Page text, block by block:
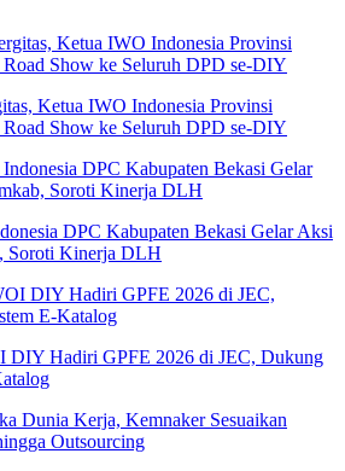
Ketua IWO Indonesia Provinsi
Show ke Seluruh DPD se-DIY
DPC Kabupaten Bekasi Gelar Aksi
Soroti Kinerja DLH
DIY Hadiri GPFE 2026 di JEC, Dukung